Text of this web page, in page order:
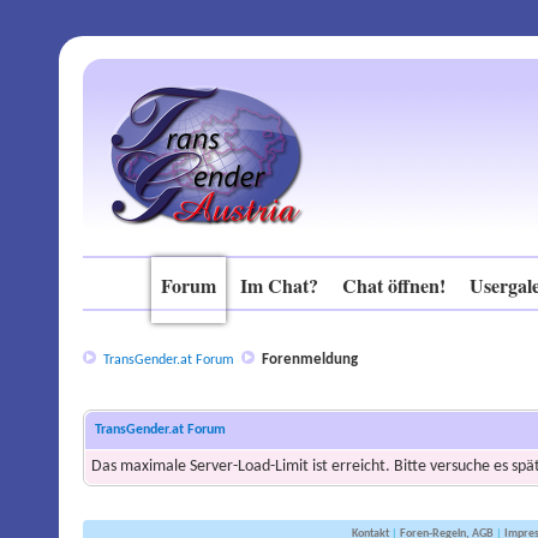
Forum Im Chat? Chat öffnen!
TransGender.at Forum Forenmeldung
TransGender.at Forum
Das maximale Server-Load-Limit ist erreicht. Bitte versuche es
Kontakt| Foren-Regeln, AGB|